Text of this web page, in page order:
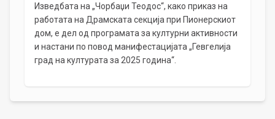
Изведбата на „Чорбаџи Теодос“, како приказ на
работата на Драмската секција при Пионерскиот
дом, е дел од програмата за културни активности
и настани по повод манифестацијата „Гевгелија
град на културата за 2025 година“.